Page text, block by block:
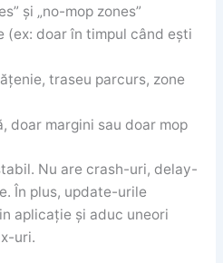
și „no-mop zones”
(ex: doar în timpul când ești
traseu parcurs, zone
doar margini sau doar mop
Nu are crash-uri, delay-
În plus, update-urile
aplicație și aduc uneori
uri.